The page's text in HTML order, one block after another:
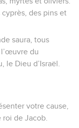
des pins et
saura, tous
du
le Dieu d’Israël.
votre cause,
de Jacob.